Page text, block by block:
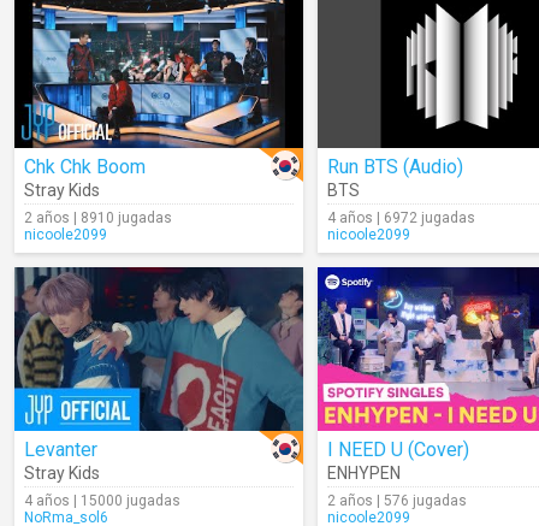
Chk Chk Boom
Stray Kids
2 años | 8910 jugadas
nicoole2099
Run BTS (Audio)
BTS
4 años | 6972 jugadas
nicoole2099
Levanter
Stray Kids
4 años | 15000 jugadas
NoRma_sol6
I NEED U (Cover)
ENHYPEN
2 años | 576 jugadas
nicoole2099